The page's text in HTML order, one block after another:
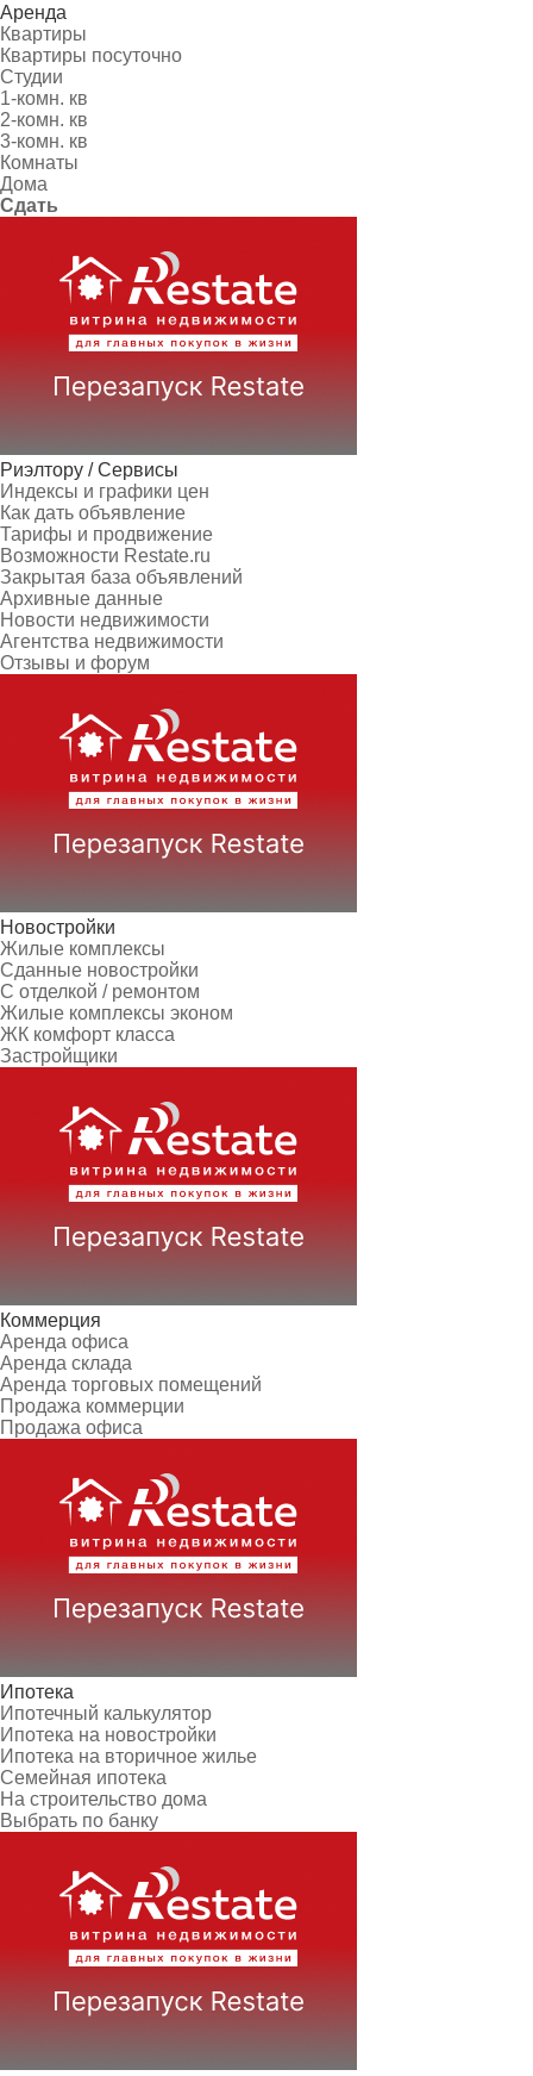
Аренда
Квартиры
Квартиры посуточно
Студии
1-комн. кв
2-комн. кв
3-комн. кв
Комнаты
Дома
Сдать
Риэлтору / Сервисы
Индексы и графики цен
Как дать объявление
Тарифы и продвижение
Возможности Restate.ru
Закрытая база объявлений
Архивные данные
Новости недвижимости
Агентства недвижимости
Отзывы и форум
Новостройки
Жилые комплексы
Сданные новостройки
С отделкой / ремонтом
Жилые комплексы эконом
ЖК комфорт класса
Застройщики
Коммерция
Аренда офиса
Аренда склада
Аренда торговых помещений
Продажа коммерции
Продажа офиса
Ипотека
Ипотечный калькулятор
Ипотека на новостройки
Ипотека на вторичное жилье
Семейная ипотека
На строительство дома
Выбрать по банку